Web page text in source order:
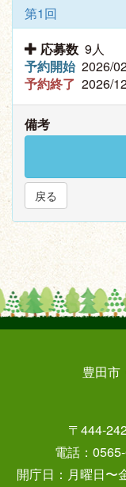
第1回
応募数 9人
予約開始 2026/
予約終了 2026/
備考
戻る
豊田
〒444-
電話：
開庁日：月曜日